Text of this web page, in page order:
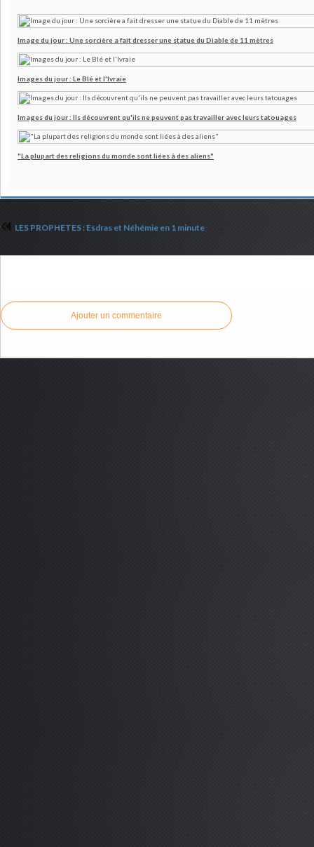
Image du jour : Une sorcière a fait dresser une statue du Diable de 11 mètres
Images du jour : Le Blé et l'Ivraie
Images du jour : Ils découvrent qu'ils ne peuvent pas travailler avec leurs tatouages
"La plupart des religions du monde sont liées à des aliens"
LES PROPHETES : Esdras et Néhémie en 1 minute
Ajouter un commentaire